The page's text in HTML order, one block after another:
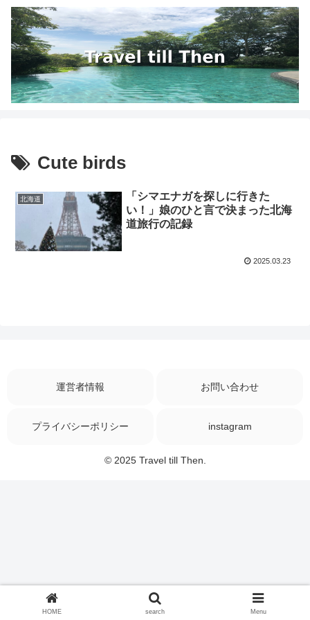
Cute birds
北海道
「シマエナガを探しに行きた
い！」娘のひと言で決まった北海
道旅行の記録
2025.03.23
運営者情報 お問い合わせ
プライバシーポリシー instagram
© 2025 Travel till Then.
HOME search Menu